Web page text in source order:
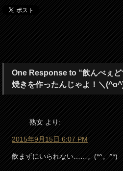
One Response to “飲んべぇ
焼きを作ったんじゃよ！＼
熟女 より:
2015年9月15日 6:07 PM
飲まずにいられない……。(*^。^*)